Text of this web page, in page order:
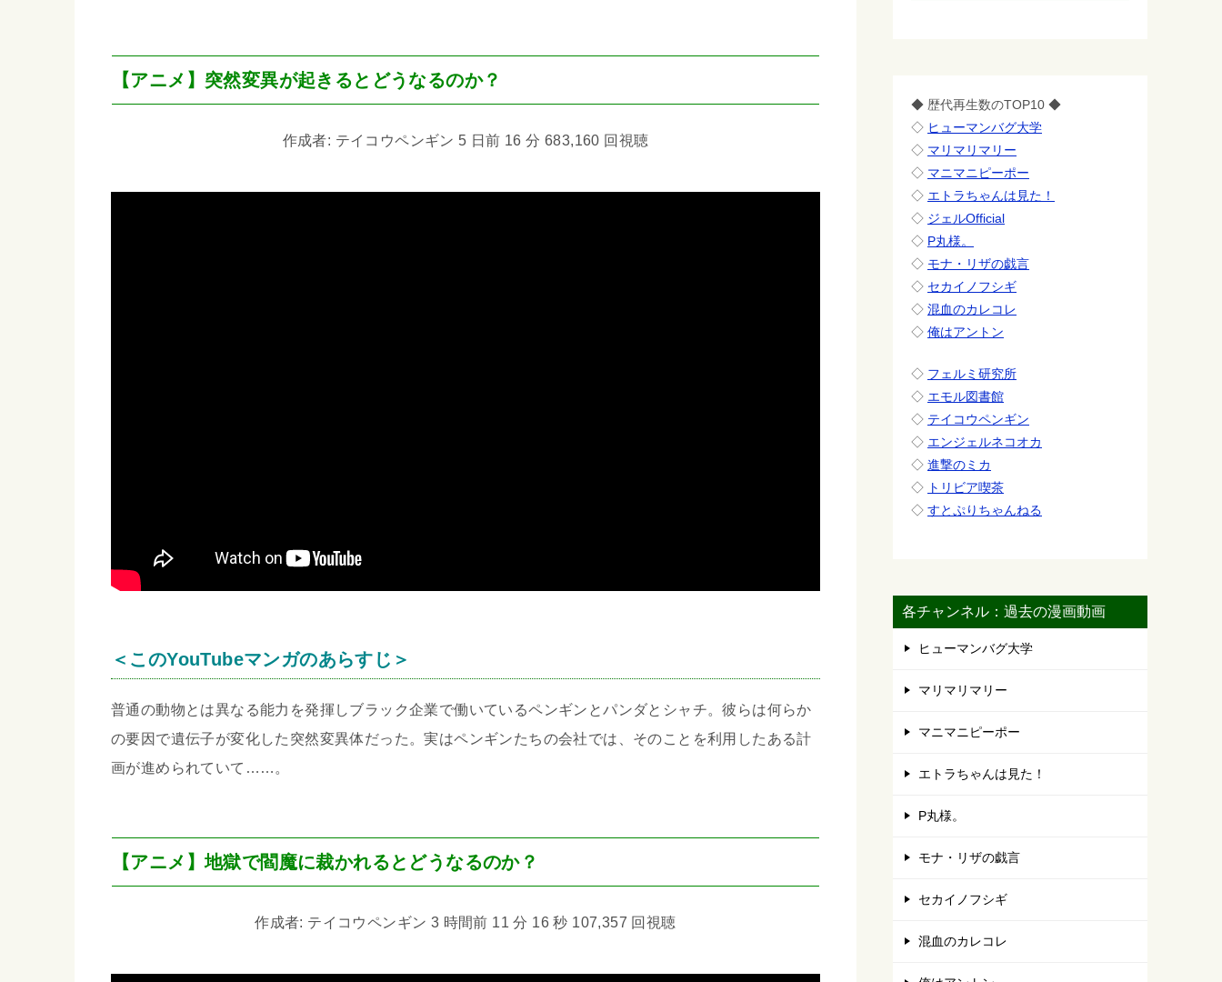
【アニメ】突然変異が起きるとどうなるのか？
作成者: テイコウペンギン 5 日前 16 分 683,160 回視聴
＜このYouTubeマンガのあらすじ＞
普通の動物とは異なる能力を発揮しブラック企業で働いているペンギンとパンダとシャチ。彼らは何らか
の要因で遺伝子が変化した突然変異体だった。実はペンギンたちの会社では、そのことを利用したある計
画が進められていて……。
【アニメ】地獄で閻魔に裁かれるとどうなるのか？
作成者: テイコウペンギン 3 時間前 11 分 16 秒 107,357 回視聴
◆ 歴代再生数のTOP10 ◆
◇ ヒューマンバグ大学
◇ マリマリマリー
◇ マニマニピーポー
◇ エトラちゃんは見た！
◇ ジェルOfficial
◇ P丸様。
◇ モナ・リザの戯言
◇ セカイノフシギ
◇ 混血のカレコレ
◇ 俺はアントン
◇ フェルミ研究所
◇ エモル図書館
◇ テイコウペンギン
◇ エンジェルネコオカ
◇ 進撃のミカ
◇ トリビア喫茶
◇ すとぷりちゃんねる
各チャンネル：過去の漫画動画
ヒューマンバグ大学
マリマリマリー
マニマニピーポー
エトラちゃんは見た！
P丸様。
モナ・リザの戯言
セカイノフシギ
混血のカレコレ